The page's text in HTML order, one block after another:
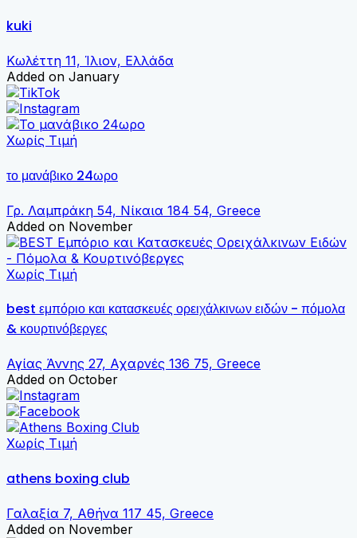
kuki
Κωλέττη 11, Ίλιον, Ελλάδα
Added on January
Χωρίς Τιμή
το μανάβικο 24ωρο
Γρ. Λαμπράκη 54, Νίκαια 184 54, Greece
Added on November
Χωρίς Τιμή
best εμπόριο και κατασκευές ορειχάλκινων ειδών - πόμολα
& κουρτινόβεργες
Αγίας Άννης 27, Αχαρνές 136 75, Greece
Added on October
Χωρίς Τιμή
athens boxing club
Γαλαξία 7, Αθήνα 117 45, Greece
Added on November